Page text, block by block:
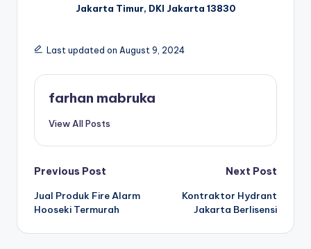
Jakarta Timur, DKI Jakarta 13830
Last updated on August 9, 2024
farhan mabruka
View All Posts
Post
navigation
Previous Post
Jual Produk Fire Alarm
Hooseki Termurah
Next Post
Kontraktor Hydrant
Jakarta Berlisensi